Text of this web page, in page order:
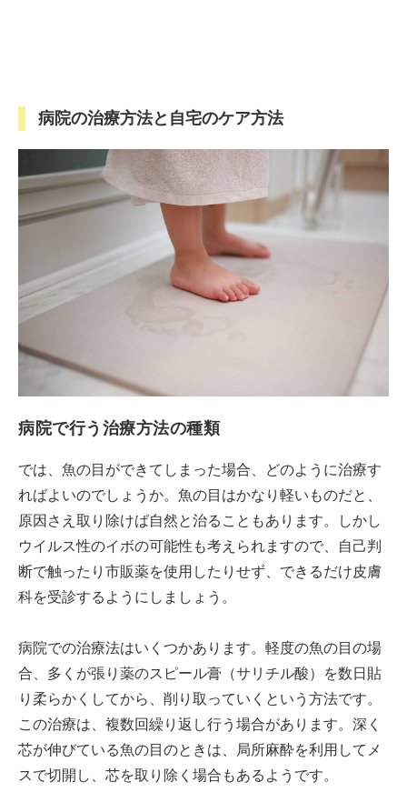
病院の治療方法と自宅のケア方法
病院で行う治療方法の種類
では、魚の目ができてしまった場合、どのように治療す
ればよいのでしょうか。魚の目はかなり軽いものだと、
原因さえ取り除けば自然と治ることもあります。しかし
ウイルス性のイボの可能性も考えられますので、自己判
断で触ったり市販薬を使用したりせず、できるだけ皮膚
科を受診するようにしましょう。
病院での治療法はいくつかあります。軽度の魚の目の場
合、多くが張り薬のスピール膏（サリチル酸）を数日貼
り柔らかくしてから、削り取っていくという方法です。
この治療は、複数回繰り返し行う場合があります。深く
芯が伸びている魚の目のときは、局所麻酔を利用してメ
スで切開し、芯を取り除く場合もあるようです。